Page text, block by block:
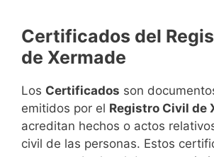
Certificados del
de Xermade
Los Certificados son
emitidos por el Registro Civil de
acreditan hechos o actos
civil de las personas. Estos